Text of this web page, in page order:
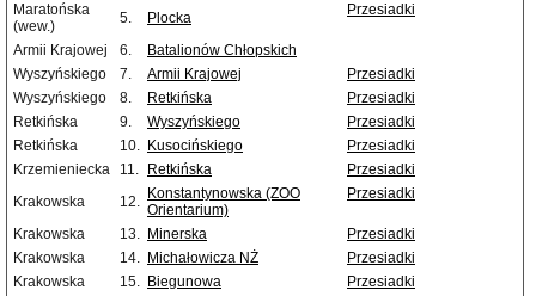
Maratońska
(wew.)
5. Plocka Przesiadki
Armii Krajowej 6.
Batalionów Chłopskich
Wyszyńskiego
7. Armii Krajowej
Przesiadki
Wyszyńskiego
8. Retkińska
Przesiadki
Retkińska
9. Wyszyńskiego
Przesiadki
Retkińska
10. Kusocińskiego
Przesiadki
Krzemieniecka
11. Retkińska
Przesiadki
Krakowska
12. Konstantynowska (ZOO
Orientarium)
Przesiadki
Krakowska 13. Minerska
Przesiadki
Krakowska
14. Michałowicza NŻ
Przesiadki
Krakowska
15. Biegunowa
Przesiadki